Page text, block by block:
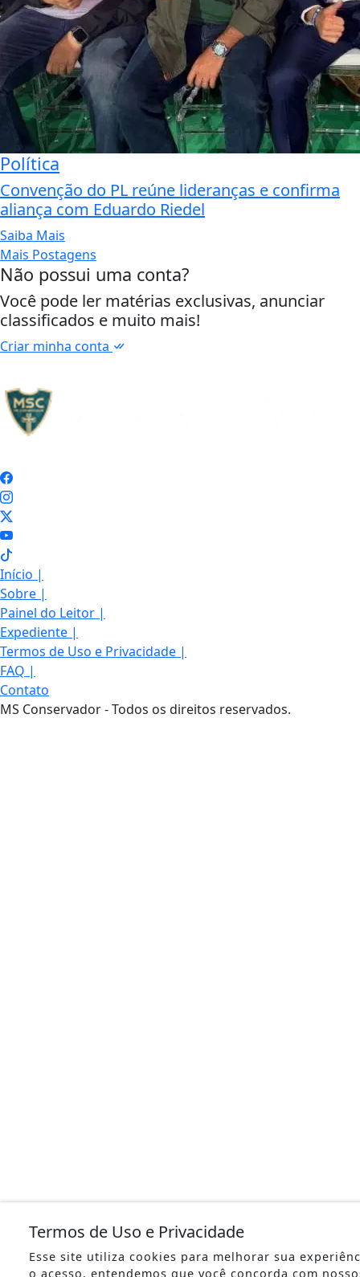
Política
Convenção do PL reúne lideranças e confirma
aliança com Eduardo Riedel
Saiba Mais
Mais Postagens
Não possui uma conta?
Você pode ler matérias exclusivas, anunciar
classificados e muito mais!
Criar minha conta
Início |
Sobre |
Painel do Leitor |
Expediente |
Termos de Uso e Privacidade |
FAQ |
Contato
MS Conservador - Todos os direitos reservados.
Termos de Uso e Privacidade
Esse site utiliza cookies para melhorar sua
o acesso, entendemos que você concorda com